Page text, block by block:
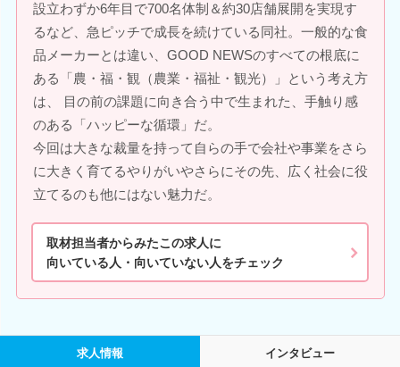
設立わずか6年目で700名体制＆約30店舗展開を実現す
るなど、急ピッチで成長を続けている同社。一般的な食
品メーカーとは違い、GOOD NEWSのすべての根底に
ある「農・福・観（農業・福祉・観光）」という考え方
は、 目の前の課題に向き合う中で生まれた、手触り感
のある「ハッピーな循環」だ。
今回は大きな裁量を持って自らの手で会社や事業をさら
に大きく育てるやりがいやさらにその先、広く社会に役
立てるのも他にはない魅力だ。
取材担当者からみたこの求人に
向いている人・向いていない人をチェック
求人情報 インタビュー